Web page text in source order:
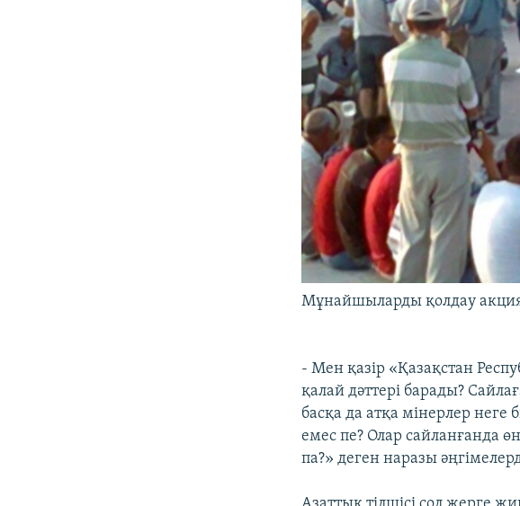
Мұнайшыларды қолдау
- Мен қазір «Қазақстан
қалай дәттері барады?
басқа да атқа мінерлер
емес пе? Олар сайланғанда
па?» деген наразы